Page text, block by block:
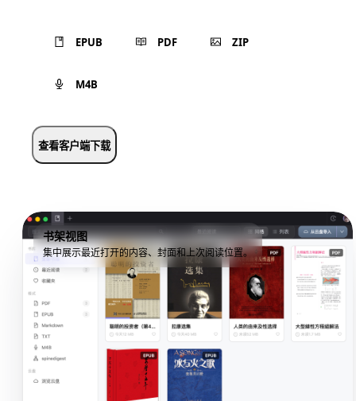
EPUB PDF ZIP
M4B
查看客户端下载
书架视图
集中展示最近打开的内容、封面和上次阅读位置。